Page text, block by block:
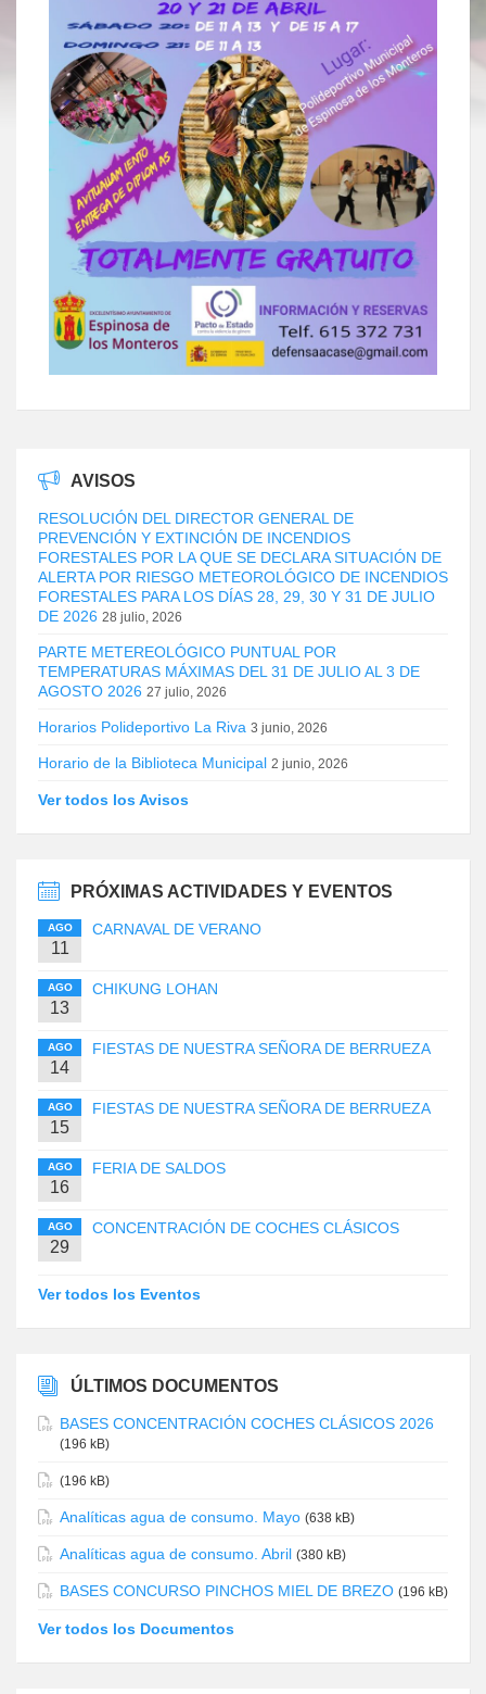
AVISOS
RESOLUCIÓN DEL DIRECTOR GENERAL DE
PREVENCIÓN Y EXTINCIÓN DE INCENDIOS
FORESTALES POR LA QUE SE DECLARA SITUACIÓN DE
ALERTA POR RIESGO METEOROLÓGICO DE INCENDIOS
FORESTALES PARA LOS DÍAS 28, 29, 30 Y 31 DE JULIO
DE 2026 28 julio, 2026
PARTE METEREOLÓGICO PUNTUAL POR
TEMPERATURAS MÁXIMAS DEL 31 DE JULIO AL 3 DE
AGOSTO 2026 27 julio, 2026
Horarios Polideportivo La Riva 3 junio, 2026
Horario de la Biblioteca Municipal 2 junio, 2026
Ver todos los Avisos
PRÓXIMAS ACTIVIDADES Y EVENTOS
AGO
11
CARNAVAL DE VERANO
AGO
13
CHIKUNG LOHAN
AGO
14
FIESTAS DE NUESTRA SEÑORA DE BERRUEZA
AGO
15
FIESTAS DE NUESTRA SEÑORA DE BERRUEZA
AGO
16
FERIA DE SALDOS
AGO
29
CONCENTRACIÓN DE COCHES CLÁSICOS
Ver todos los Eventos
ÚLTIMOS DOCUMENTOS
BASES CONCENTRACIÓN COCHES CLÁSICOS 2026
(196 kB)
(196 kB)
Analíticas agua de consumo. Mayo (638 kB)
Analíticas agua de consumo. Abril (380 kB)
BASES CONCURSO PINCHOS MIEL DE BREZO (196 kB)
Ver todos los Documentos